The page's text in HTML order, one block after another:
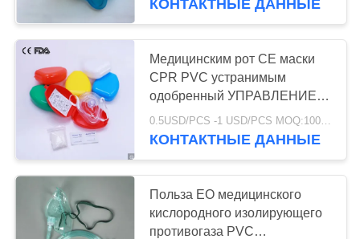
СВЯЖИТЕСЬ
МЫ
СПРОСИТЕ
ЦИТАТУ
КАРТА
САЙТА
Не трубка
собрания крови
вакуума
25
КОНТАКТНЫЕ ДАННЫЕ
Медицинским рот CE маски
CPR PVC устранимым
одобренный УПРАВЛЕНИЕМ
ПО САНИТАРНОМУ
НАДЗОРУ ЗА КАЧЕСТВОМ
ПИЩЕВЫХ ПРОДУКТОВ И
нужно изречь
0.5USD/PCS -1 USD/PCS MOQ:100 PCS
КОНТАКТНЫЕ ДАННЫЕ
Польза EO медицинского
кислородного изолирующего
противогаза PVC